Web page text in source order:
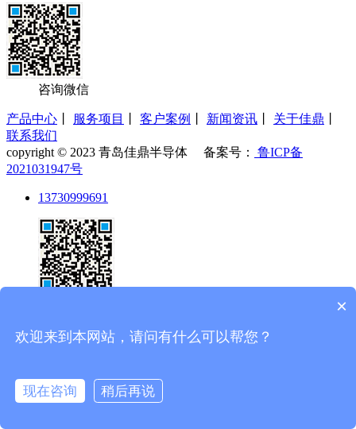
咨询微信
产品中心 服务项目 客户案例 新闻资讯 关于佳鼎
联系我们
copyright © 2023 青岛佳鼎半导体 备案号：
鲁ICP备
2021031947号
13730999691
×
欢迎来到本网站，请问有什么可以帮您？
现在咨询 稍后再说